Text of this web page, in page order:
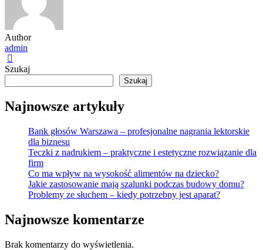
Author
admin
Szukaj
Szukaj
Najnowsze artykuły
Bank głosów Warszawa – profesjonalne nagrania lektorskie
dla biznesu
Teczki z nadrukiem – praktyczne i estetyczne rozwiązanie dla
firm
Co ma wpływ na wysokość alimentów na dziecko?
Jakie zastosowanie mają szalunki podczas budowy domu?
Problemy ze słuchem – kiedy potrzebny jest aparat?
Najnowsze komentarze
Brak komentarzy do wyświetlenia.